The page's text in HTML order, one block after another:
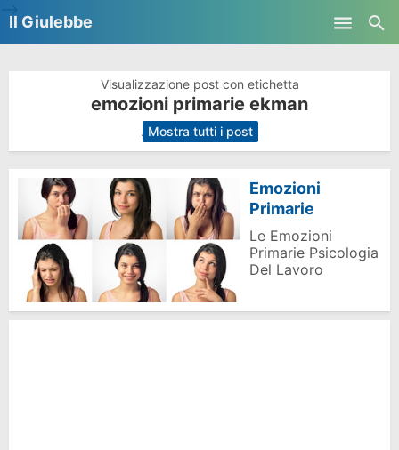
Il Giulebbe
Visualizzazione post con etichetta
emozioni primarie ekman
. Mostra tutti i post
Emozioni
Primarie
Le Emozioni
Primarie Psicologia
Del Lavoro